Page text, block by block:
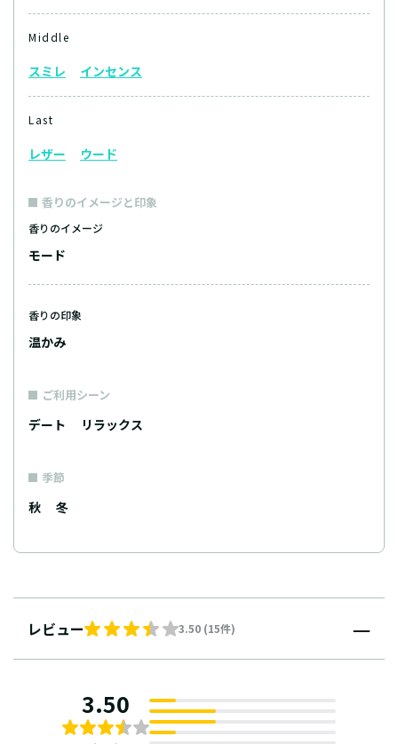
Middle
スミレ インセンス
Last
レザー ウード
香りのイメージと印象
香りのイメージ
モード
香りの印象
温かみ
ご利用シーン
デート リラックス
季節
秋 冬
レビュー 3.50 (15件)
3.50